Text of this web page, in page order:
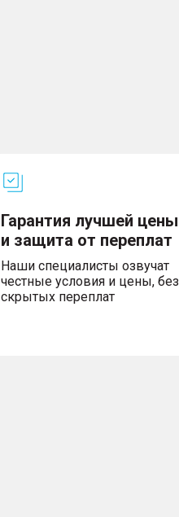
Гарантия лучшей цены
и защита от переплат
Наши специалисты озвучат
честные условия и цены, без
скрытых переплат